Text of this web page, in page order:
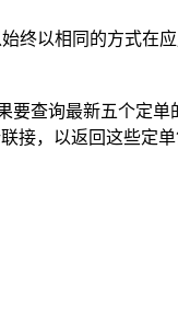
终以相同的方式在
要查询最新五个定
接，以返回这些定单